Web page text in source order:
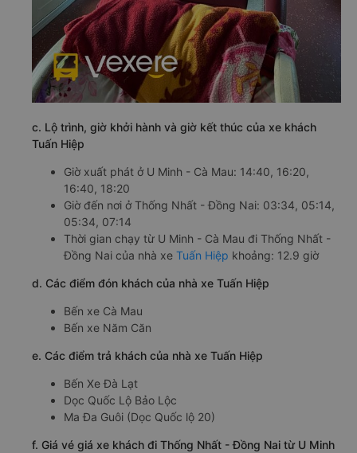
c. Lộ trình, giờ khởi hành và giờ kết thúc của xe khách
Tuấn Hiệp
Giờ xuất phát ở U Minh - Cà Mau: 14:40, 16:20,
16:40, 18:20
Giờ đến nơi ở Thống Nhất - Đồng Nai: 03:34, 05:14,
05:34, 07:14
Thời gian chạy từ U Minh - Cà Mau đi Thống Nhất -
Đồng Nai của nhà xe Tuấn Hiệp khoảng: 12.9 giờ
d. Các điểm đón khách của nhà xe Tuấn Hiệp
Bến xe Cà Mau
Bến xe Năm Căn
e. Các điểm trả khách của nhà xe Tuấn Hiệp
Bến Xe Đà Lạt
Dọc Quốc Lộ Bảo Lộc
Ma Đa Guôi (Dọc Quốc lộ 20)
f. Giá vé giá xe khách đi Thống Nhất - Đồng Nai từ U Minh